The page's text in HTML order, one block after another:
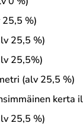
%)
25,5 %)
25,5%)
(alv 25,5 %)
kerta
25,5 %)